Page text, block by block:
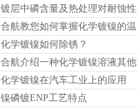
镀层中磷含量及热处理对耐蚀
合航教您如何掌握化学镀镍的
化学镀镍如何除锈？
合航介绍一种化学镀镍溶液其
化学镀镍在汽车工业上的应用
镍磷镀ENP工艺特点